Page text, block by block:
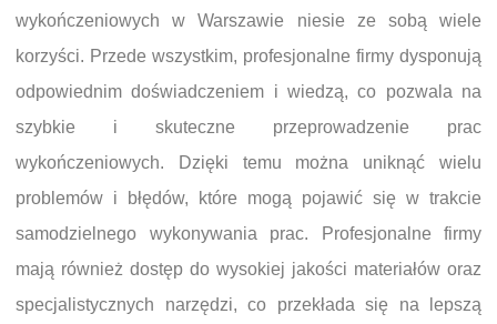
wykończeniowych w Warszawie niesie ze sobą wiele
korzyści. Przede wszystkim, profesjonalne firmy dysponują
odpowiednim doświadczeniem i wiedzą, co pozwala na
szybkie i skuteczne przeprowadzenie prac
wykończeniowych. Dzięki temu można uniknąć wielu
problemów i błędów, które mogą pojawić się w trakcie
samodzielnego wykonywania prac. Profesjonalne firmy
mają również dostęp do wysokiej jakości materiałów oraz
specjalistycznych narzędzi, co przekłada się na lepszą